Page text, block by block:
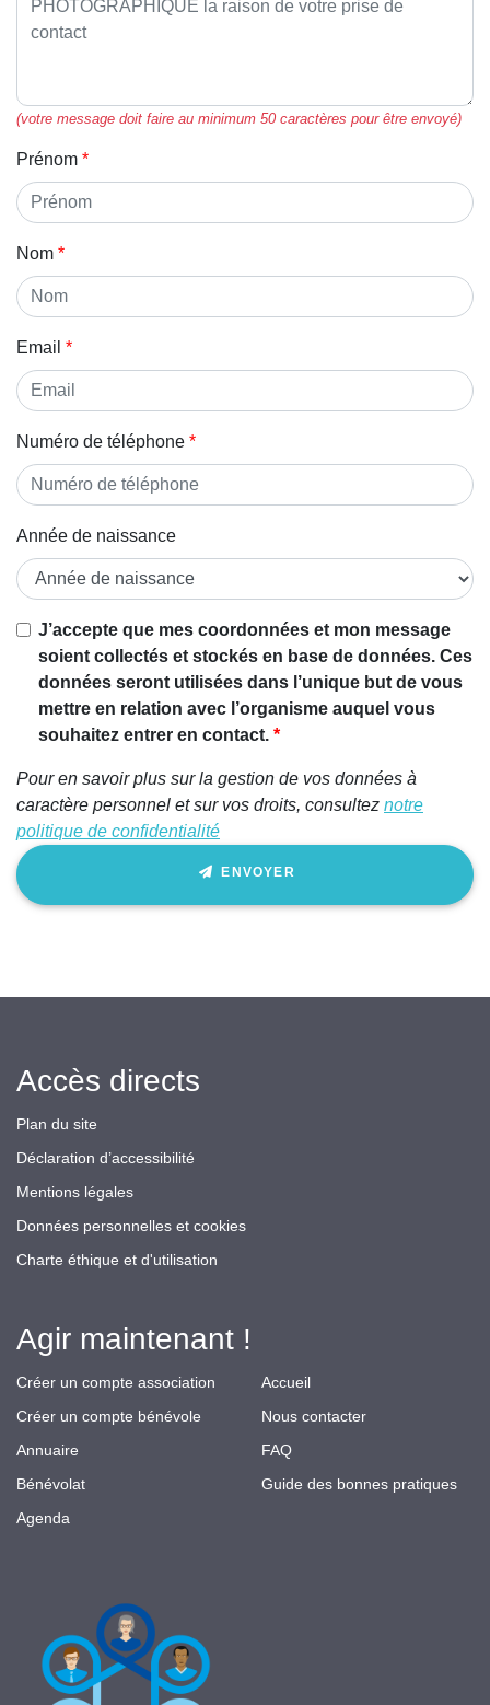
(votre message doit faire au minimum 50 caractères pour être envoyé)
Prénom
Nom
Email
Numéro de téléphone
Année de naissance
Si vous
êtes un
être
humain,
ignorez
champ
J’accepte que mes coordonnées et mon message
soient collectés et stockés en base de données. Ces
données seront utilisées dans l’unique but de vous
mettre en relation avec l’organisme auquel vous
souhaitez entrer en contact.
Pour en savoir plus sur la gestion de vos données à
caractère personnel et sur vos droits, consultez notre
politique de confidentialité
ENVOYER
Accès directs
Plan du site
Déclaration d’accessibilité
Mentions légales
Données personnelles et cookies
Charte éthique et d'utilisation
Agir maintenant !
Créer un compte association
Créer un compte bénévole
Annuaire
Bénévolat
Agenda
Accueil
Nous contacter
FAQ
Guide des bonnes pratiques